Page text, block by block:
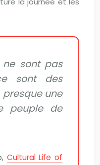
sont pas
sont des
une
peuple de
Cultural Life of